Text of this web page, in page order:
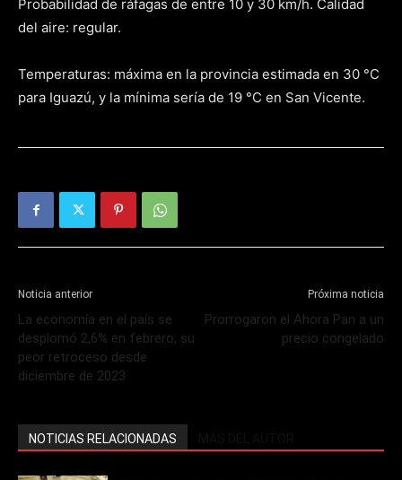
Probabilidad de ráfagas de entre 10 y 30 km/h. Calidad
del aire: regular.
Temperaturas: máxima en la provincia estimada en 30 °C
para Iguazú, y la mínima sería de 19 °C en San Vicente.
Noticia anterior
La economía en el país se
desplomó 2,6% en febrero, su
peor retroceso desde
diciembre de 2023
Próxima noticia
Prorrogaron el Ahora Pan a un
precio congelado
NOTICIAS RELACIONADAS